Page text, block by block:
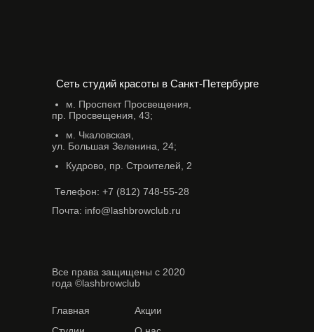
Сеть студий красоты в Санкт-Петербурге
Все права защищены с 2020
года ©lashbrowclub
Почта: info@lashbrowclub.ru
Телефон: +7 (812) 748-55-28
Кудрово, пр. Строителей, 2
м. Чкаловская,
ул. Большая Зеленина, 24;
м. Проспект Просвещения,
пр. Просвещения, 43;
Главная
Акции